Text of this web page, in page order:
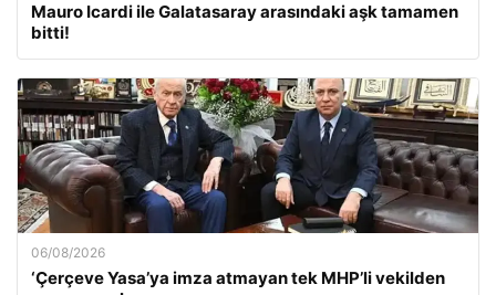
Mauro Icardi ile Galatasaray arasındaki aşk tamamen
bitti!
06/08/2026
‘Çerçeve Yasa’ya imza atmayan tek MHP’li vekilden